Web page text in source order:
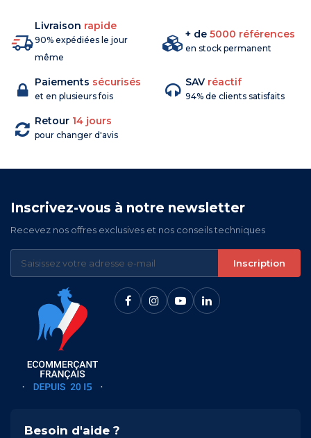
Livraison rapide
90% expédiées le jour
même
+ de 5000 références
en stock permanent
Paiements sécurisés
et en plusieurs fois
SAV réactif
94% de clients satisfaits
Retour 14 jours
pour changer d'avis
Inscrivez-vous à notre newsletter
Recevez nos offres exclusives et nos conseils techniques
Inscription
Besoin d'aide ?